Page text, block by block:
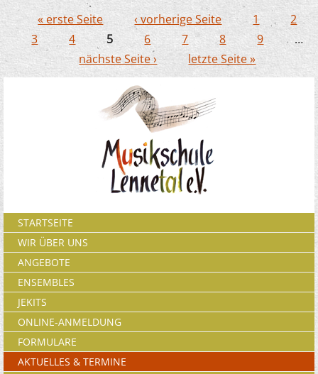
Konzert in Neuenrade
Seiten
« erste Seite ‹ vorherige Seite 1
2
3
4 5 6 7 8 9
…
nächste Seite ›
letzte Seite »
STARTSEITE
WIR ÜBER UNS
ANGEBOTE
ENSEMBLES
JEKITS
ONLINE-ANMELDUNG
FORMULARE
AKTUELLES & TERMINE